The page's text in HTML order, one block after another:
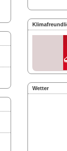
Wetter